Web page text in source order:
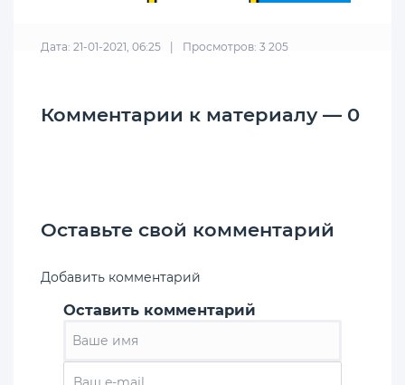
Дата: 21-01-2021, 06:25 Просмотров: 3 205
Комментарии к материалу — 0
Оставьте свой комментарий
Добавить комментарий
Оставить комментарий